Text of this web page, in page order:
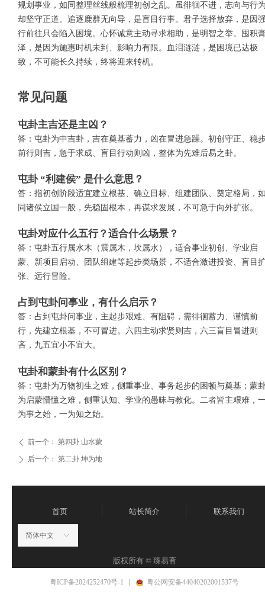
ꄴ 前一个： 第四卦 山水蒙
ꄲ 后一个： 第二卦 坤为地
规划事业，如同整理丝线般梳理初创之乱。虽徘徊不进，志向与行
却坚守正道。追逐鹿群无向导，是盲目行事。君子选择放弃，是因
行前往只会陷入困境。心怀诚意主动寻求相助，是明智之举。囤积
泽，是因为施惠时机未到、影响力有限。血泪涟涟，是困境已达极
致，不可能长久持续，终将迎来转机。
常见问题
屯卦主吉还是主凶？
答：屯卦为中吉卦，吉在奠基蓄力，凶在冒进急躁。初创守正、稳
前行则吉，急于求成、盲目行动则凶，整体为先难后易之卦。
屯卦 “利建侯” 是什么意思？
答：指初创阶段适宜建立根基、确立目标、组建团队、奠定格局，
同诸侯立国一般，先稳固根本，再谋求发展，不可急于向外扩张。
屯卦对应什么五行？适合什么场景？
答：屯卦五行属水木（震属木，坎属水），适合事业初创、学业启
蒙、新项目启动、团队组建等起步类场景，不适合激进投资、盲目
张、远行冒险。
占到屯卦问事业，有什么启示？
答：占到屯卦问事业，主起步艰难、有阻碍，需徘徊蓄力、谨慎前
行，先建立根基，不可冒进。六四主动求贤则吉，六三盲目冒进则
吝，九五宜小不宜大。
屯卦和蒙卦有什么区别？
答：屯卦为万物初生之难，侧重事业、事务起步的困顿与奠基；蒙
为启蒙懵懂之难，侧重认知、学业的愚昧与教化。二者皆主艰难，
为事之始，一为知之始。
首页 站长简介 联系我们
版权所有 © 臻易斋
ꀅ
简体中文
粤ICP备2024252470号-1 粤公网安备44040202001537号